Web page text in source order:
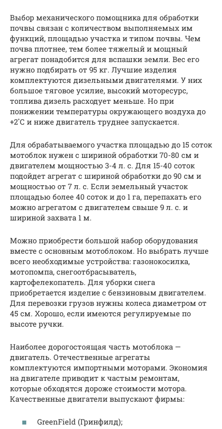
Выбор механического помощника для обработки
почвы связан с количеством выполняемых им
функций, площадью участка и типом почвы. Чем
почва плотнее, тем более тяжелый и мощный
агрегат понадобится для вспашки земли. Вес его
нужно подбирать от 95 кг. Лучшие изделия
комплектуются дизельными двигателями. У них
большое тяговое усилие, высокий моторесурс,
топлива дизель расходует меньше. Но при
понижении температуры окружающего воздуха до
+2˚С и ниже двигатель труднее запускается.
Для обрабатываемого участка площадью до 15 соток
мотоблок нужен с шириной обработки 70-80 см и
двигателем мощностью 3-4 л. с. Для 15-40 соток
подойдет агрегат с шириной обработки до 90 см и
мощностью от 7 л. с. Если земельный участок
площадью более 40 соток и до 1 га, перепахать его
можно агрегатом с двигателем свыше 9 л. с. и
шириной захвата 1 м.
Можно приобрести большой набор оборудования
вместе с основным мотоблоком. Но выбрать лучше
всего необходимые устройства: газонокосилка,
мотопомпа, снегоотбрасыватель,
картофелекопатель. Для уборки снега
приобретается изделие с бензиновым двигателем.
Для перевозки грузов нужны колеса диаметром от
45 см. Хорошо, если имеются регулируемые по
высоте ручки.
Наиболее дорогостоящая часть мотоблока —
двигатель. Отечественные агрегаты
комплектуются импортными моторами. Экономия
на двигателе приводит к частым ремонтам,
которые обходятся дороже стоимости мотора.
Качественные двигатели выпускают фирмы:
GreenField (Гринфилд);